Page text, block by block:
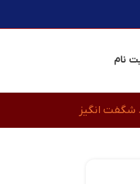
نام
شگفت انگیز